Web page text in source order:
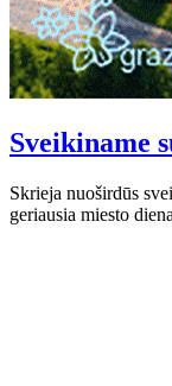
Sveikiname
Skrieja nuoširdūs
geriausia miesto